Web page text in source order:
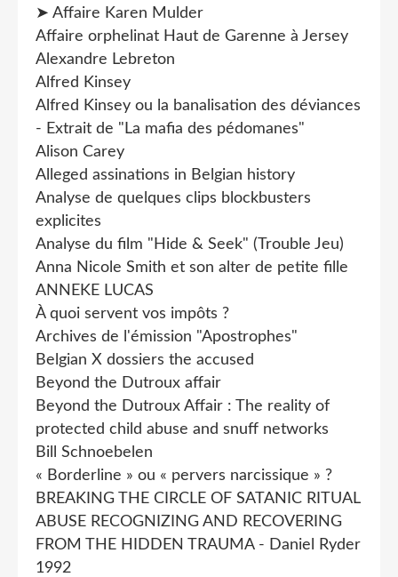
➤ Affaire Karen Mulder
Affaire orphelinat Haut de Garenne à Jersey
Alexandre Lebreton
Alfred Kinsey
Alfred Kinsey ou la banalisation des déviances
- Extrait de "La mafia des pédomanes"
Alison Carey
Alleged assinations in Belgian history
Analyse de quelques clips blockbusters
explicites
Analyse du film "Hide & Seek" (Trouble Jeu)
Anna Nicole Smith et son alter de petite fille
ANNEKE LUCAS
À quoi servent vos impôts ?
Archives de l'émission "Apostrophes"
Belgian X dossiers the accused
Beyond the Dutroux affair
Beyond the Dutroux Affair : The reality of
protected child abuse and snuff networks
Bill Schnoebelen
« Borderline » ou « pervers narcissique » ?
BREAKING THE CIRCLE OF SATANIC RITUAL
ABUSE RECOGNIZING AND RECOVERING
FROM THE HIDDEN TRAUMA - Daniel Ryder
1992